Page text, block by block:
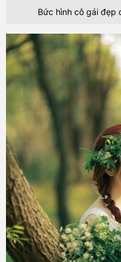
Bức hình cô gái đẹp